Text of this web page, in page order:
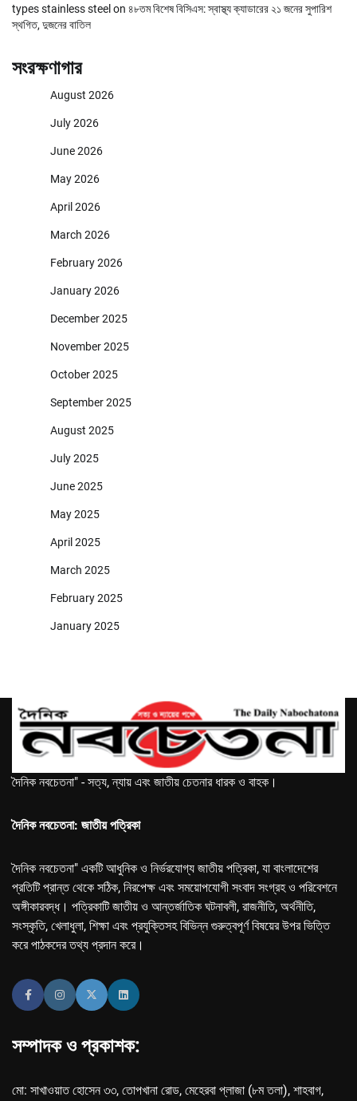
types stainless steel on ৪৮তম বিশেষ বিসিএস: স্বাস্থ্য ক্যাডারের ২১ জনের সুপারিশ
স্থগিত, দুজনের বাতিল
সংরক্ষণাগার
August 2026
July 2026
June 2026
May 2026
April 2026
March 2026
February 2026
January 2026
December 2025
November 2025
October 2025
September 2025
August 2025
July 2025
June 2025
May 2025
April 2025
March 2025
February 2025
January 2025
দৈনিক নবচেতনা" - সত্য, ন্যায় এবং জাতীয় চেতনার ধারক ও বাহক।
দৈনিক নবচেতনা: জাতীয় পত্রিকা
দৈনিক নবচেতনা" একটি আধুনিক ও নির্ভরযোগ্য জাতীয় পত্রিকা, যা বাংলাদেশের
প্রতিটি প্রান্ত থেকে সঠিক, নিরপেক্ষ এবং সময়োপযোগী সংবাদ সংগ্রহ ও পরিবেশনে
অঙ্গীকারবদ্ধ। পত্রিকাটি জাতীয় ও আন্তর্জাতিক ঘটনাবলী, রাজনীতি, অর্থনীতি,
সংস্কৃতি, খেলাধুলা, শিক্ষা এবং প্রযুক্তিসহ বিভিন্ন গুরুত্বপূর্ণ বিষয়ের উপর ভিত্তি
করে পাঠকদের তথ্য প্রদান করে।
সম্পাদক ও প্রকাশক:
মো: সাখাওয়াত হোসেন ৩৩, তোপখানা রোড, মেহেরবা প্লাজা (৮ম তলা), শাহবাগ,